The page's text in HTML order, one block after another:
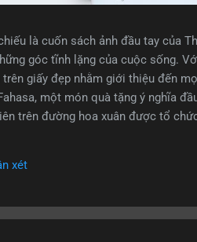
là cuốn sách ảnh đầu tay của
góc tĩnh lặng của cuộc sống.
trên giấy đẹp nhằm giới thiệu đến
một món quà tặng ý nghĩa
trên đường hoa xuân được tổ
bất chợt tôi ngước ống kính lên các
lung linh huyền ảo, giày chất hoạ
xét